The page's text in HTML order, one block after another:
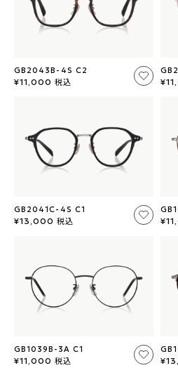
素材：プラスチックサイズ
素材：プラスチックサイズ
GB2043B-4S C2
¥11,000 税込
GB2041C-4S C1
¥13,000 税込
GB1039B-3A C1
¥11,000 税込